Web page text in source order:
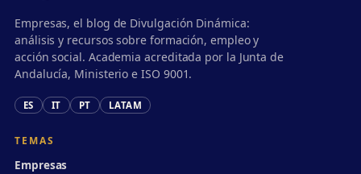
Empresas, el blog de Divulgación Dinámica:
análisis y recursos sobre formación, empleo y
acción social. Academia acreditada por la Junta de
Andalucía, Ministerio e ISO 9001.
ES IT PT LATAM
TEMAS
Empresas